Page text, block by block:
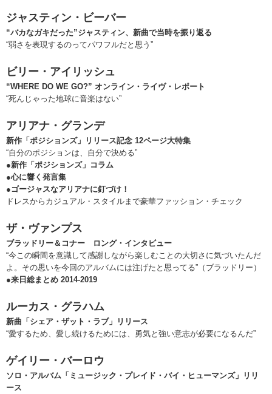
ジャスティン・ビーバー
“バカなガキだった”ジャスティン、新曲で当時を振り返る
“弱さを表現するのってパワフルだと思う”
ビリー・アイリッシュ
“WHERE DO WE GO?” オンライン・ライヴ・レポート
“死んじゃった地球に音楽はない”
アリアナ・グランデ
新作「ポジションズ」リリース記念 12ページ大特集
“自分のポジションは、自分で決める”
●新作「ポジションズ」コラム
●心に響く発言集
●ゴージャスなアリアナに釘づけ！
ドレスからカジュアル・スタイルまで豪華ファッション・チェック
ザ・ヴァンプス
ブラッドリー＆コナー ロング・インタビュー
“今この瞬間を意識して感謝しながら楽しむことの大切さに気づいたんだ
よ。その思いを今回のアルバムには注げたと思ってる”（ブラッドリー）
●来日総まとめ 2014-2019
ルーカス・グラハム
新曲「シェア・ザット・ラブ」リリース
“愛するため、愛し続けるためには、勇気と強い意志が必要になるんだ”
ゲイリー・バーロウ
ソロ・アルバム「ミュージック・プレイド・バイ・ヒューマンズ」リリ
ース